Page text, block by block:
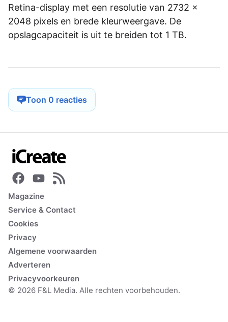
Retina-display met een resolutie van 2732 x
2048 pixels en brede kleurweergave. De
opslagcapaciteit is uit te breiden tot 1 TB.
Toon 0 reacties
Magazine
Service & Contact
Cookies
Privacy
Algemene voorwaarden
Adverteren
Privacyvoorkeuren
© 2026 F&L Media. Alle rechten voorbehouden.